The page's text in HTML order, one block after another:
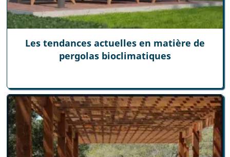
Les tendances actuelles en matière de
pergolas bioclimatiques